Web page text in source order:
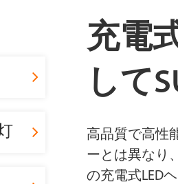
ハイエンド懐中電灯
レス
アメリカ ヨ
充電
して
高品質で高性
ーとは異なり
の充電式LED